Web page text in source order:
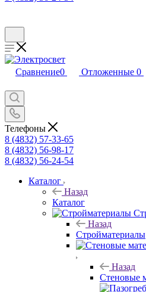
Сравнение0 Отложенные 0
Телефоны
8 (4832) 57-33-65
8 (4832) 56-98-17
8 (4832) 56-24-54
Каталог
Назад
Каталог
Назад
Стройматериалы
Назад
Стеновые